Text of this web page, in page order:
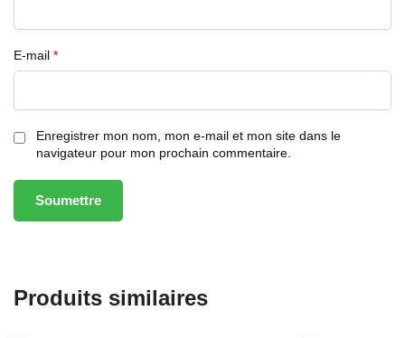
E-mail *
Enregistrer mon nom, mon e-mail et mon site dans le
navigateur pour mon prochain commentaire.
Produits similaires